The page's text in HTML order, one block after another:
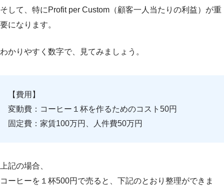
そして、特にProfit per Custom（顧客一人当たりの利益）が重
要になります。
わかりやすく数字で、見てみましょう。
【費用】
変動費：コーヒー１杯を作るためのコスト50円
固定費：家賃100万円、人件費50万円
上記の場合、
コーヒーを１杯500円で売ると、下記のとおり整理ができま